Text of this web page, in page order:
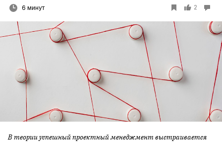
6 минут 2
В теории успешный проектный менеджмент выстраивается